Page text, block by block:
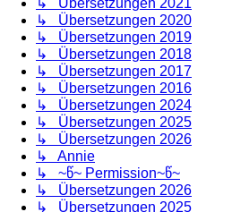
↳ Übersetzungen 2020
↳ Übersetzungen 2019
↳ Übersetzungen 2018
↳ Übersetzungen 2017
↳ Übersetzungen 2016
↳ Übersetzungen 2024
↳ Übersetzungen 2025
↳ Übersetzungen 2026
↳ Annie
↳ ~წ~ Permission~წ~
↳ Übersetzungen 2026
↳ Übersetzungen 2025